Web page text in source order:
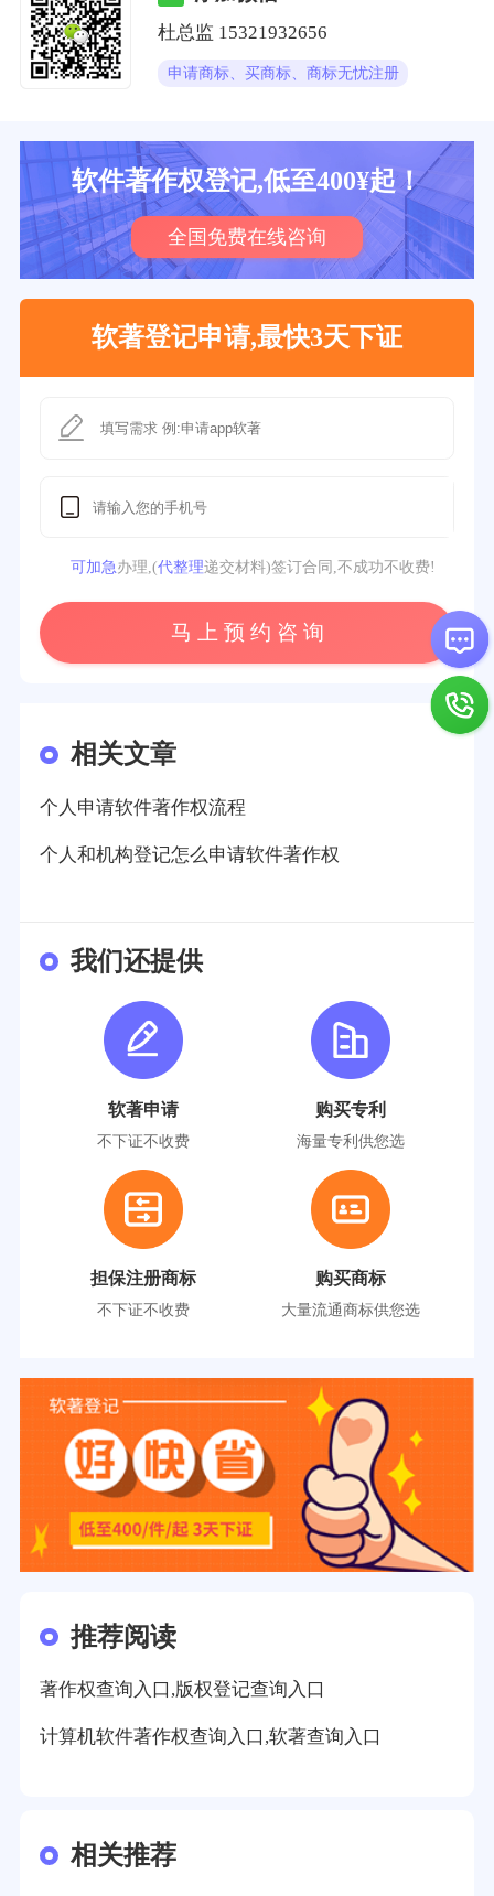
杜总监 15321932656
申请商标、买商标、商标无忧注册
软件著作权登记,低至400¥起！
全国免费在线咨询
软著登记申请,最快3天下证
可加急办理,(代整理递交材料)签订合同,不成功不收费!
马 上 预 约 咨 询
相关文章
个人申请软件著作权流程
个人和机构登记怎么申请软件著作权
我们还提供
软著申请
不下证不收费
购买专利
海量专利供您选
担保注册商标
不下证不收费
购买商标
大量流通商标供您选
推荐阅读
著作权查询入口,版权登记查询入口
计算机软件著作权查询入口,软著查询入口
相关推荐